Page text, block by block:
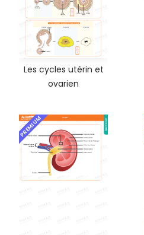
Les cycles utérin et
ovarien
PREMIUM